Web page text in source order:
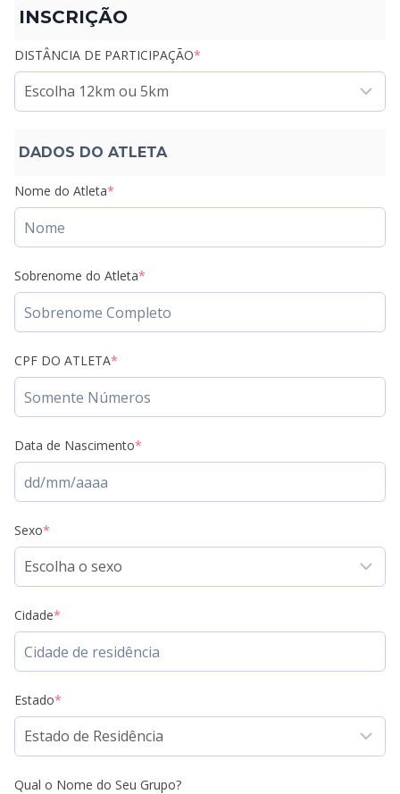
INSCRIÇÃO
DISTÂNCIA DE PARTICIPAÇÃO*
DADOS DO ATLETA
Nome do Atleta*
Sobrenome do Atleta*
CPF DO ATLETA*
Data de Nascimento*
Sexo*
Cidade*
Estado*
Qual o Nome do Seu Grupo?